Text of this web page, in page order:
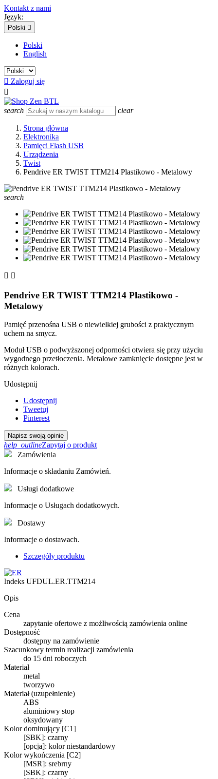
Kontakt z nami
Język:
Polski 
Polski
English
 Zaloguj się

search clear
Strona główna
Elektronika
Pamięci Flash USB
Urządzenia
Twist
Pendrive ER TWIST TTM214 Plastikowo - Metalowy
search
 
Pendrive ER TWIST TTM214 Plastikowo -
Metalowy
Pamięć przenośna USB o niewielkiej grubości z praktycznym
uchem na smycz.
Moduł USB o podwyższonej odporności otwiera się przy użyciu
wygodnego przetłoczenia. Metalowe zamknięcie dostępne jest w
różnych kolorach.
Udostępnij
Udostępnij
Tweetuj
Pinterest
Napisz swoją opinię
help_outlineZapytaj o produkt
Zamówienia
Informacje o składaniu Zamówień.
Usługi dodatkowe
Informacje o Usługach dodatkowych.
Dostawy
Informacje o dostawach.
Szczegóły produktu
Indeks UFDUL.ER.TTM214
Opis
Cena
zapytanie ofertowe z możliwością zamówienia online
Dostępność
dostępny na zamówienie
Szacunkowy termin realizacji zamówienia
do 15 dni roboczych
Materiał
metal
tworzywo
Materiał (uzupełnienie)
ABS
aluminiowy stop
oksydowany
Kolor dominujący [C1]
[SBK]: czarny
[opcja]: kolor niestandardowy
Kolor wykończenia [C2]
[MSR]: srebrny
[SBK]: czarny